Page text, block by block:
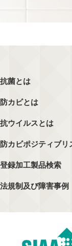
抗菌とは
防カビとは
抗ウイルスとは
防カビポジティブリ
登録加工製品検索
法規制及び障害事例